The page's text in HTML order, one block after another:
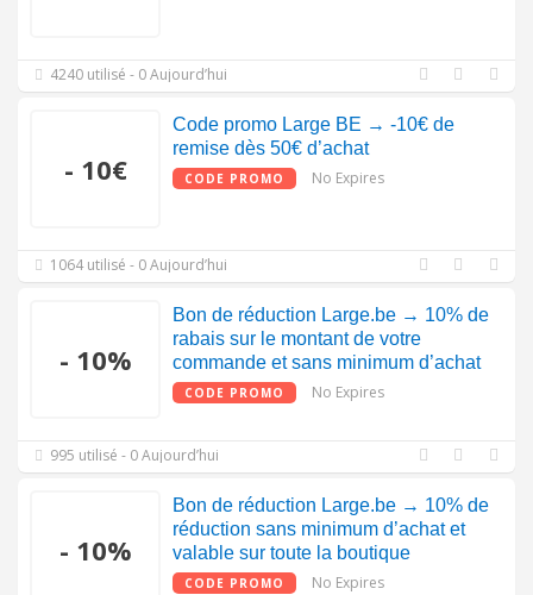
4240 utilisé - 0 Aujourd’hui
- 10€
Code promo Large BE → -10€ de
remise dès 50€ d’achat
CODE PROMO No Expires
1064 utilisé - 0 Aujourd’hui
- 10%
Bon de réduction Large.be → 10% de
rabais sur le montant de votre
commande et sans minimum d’achat
CODE PROMO No Expires
995 utilisé - 0 Aujourd’hui
- 10%
Bon de réduction Large.be → 10% de
réduction sans minimum d’achat et
valable sur toute la boutique
CODE PROMO No Expires